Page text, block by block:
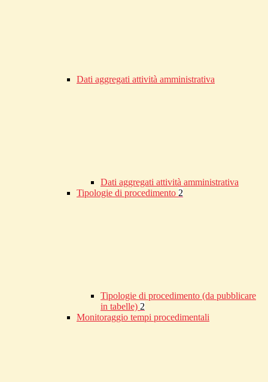
Dati aggregati attività amministrativa
Dati aggregati attività amministrativa
Tipologie di procedimento 2
Tipologie di procedimento (da pubblicare
in tabelle) 2
Monitoraggio tempi procedimentali